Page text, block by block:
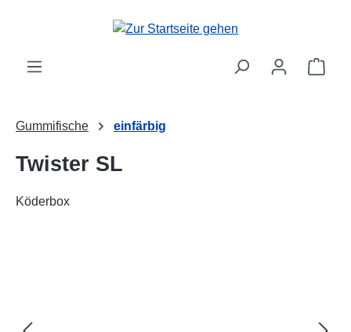
Gummifische einfärbig
Twister SL
Köderbox